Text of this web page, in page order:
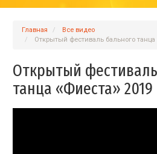
Главная
Вcе видео
Открытый фестиваль бального танца
Открытый
танца «Фиеста» 2019